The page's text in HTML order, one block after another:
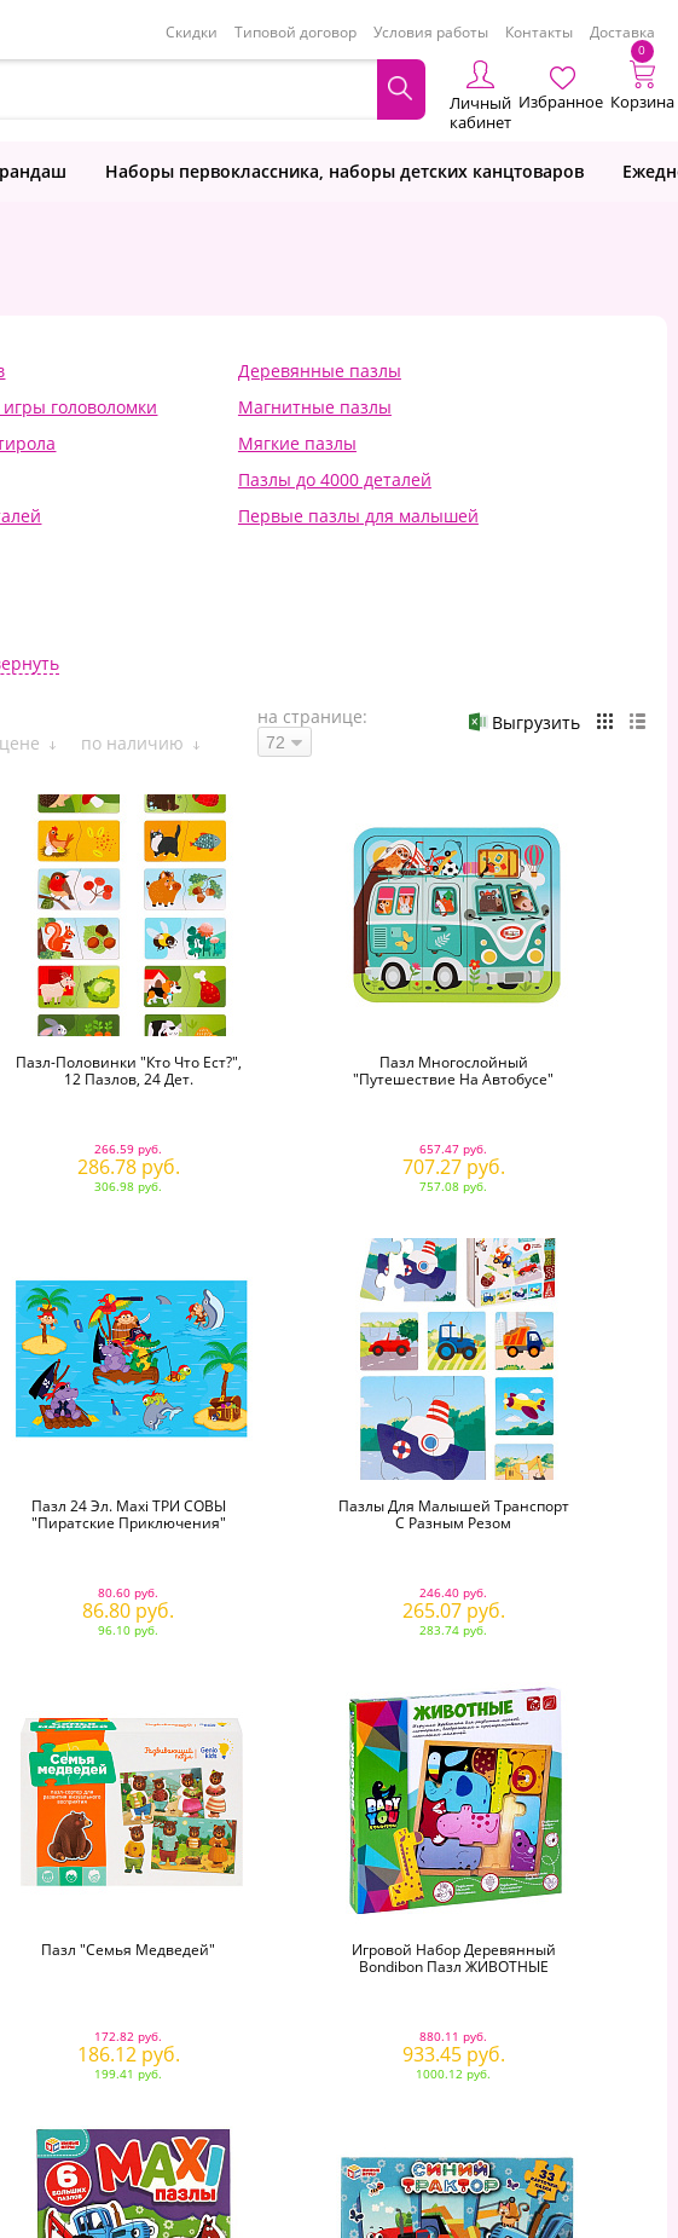
Скидки Типовой договор Условия работы Контакты Доставка
Личный
кабинет
Избранное
0
Корзина
Наборы первоклассника, наборы детских канцтоваров
Деревянные пазлы
головоломки
Магнитные пазлы
Мягкие пазлы
Пазлы до 4000 деталей
Первые пазлы для малышей
Выгрузить
по наличию
на странице:
Пазл-Половинки "Кто Что Ест?",
12 Пазлов, 24 Дет.
266.59 руб.
286.78 руб.
306.98 руб.
Пазл Многослойный
"Путешествие На Автобусе"
657.47 руб.
707.27 руб.
757.08 руб.
Пазл 24 Эл. Maxi ТРИ СОВЫ
"Пиратские Приключения"
80.60 руб.
86.80 руб.
96.10 руб.
Пазлы Для Малышей Транспорт
С Разным Резом
246.40 руб.
265.07 руб.
283.74 руб.
Пазл "Семья Медведей"
172.82 руб.
186.12 руб.
199.41 руб.
Игровой Набор Деревянный
Bondibon Пазл ЖИВОТНЫЕ
880.11 руб.
933.45 руб.
1000.12 руб.